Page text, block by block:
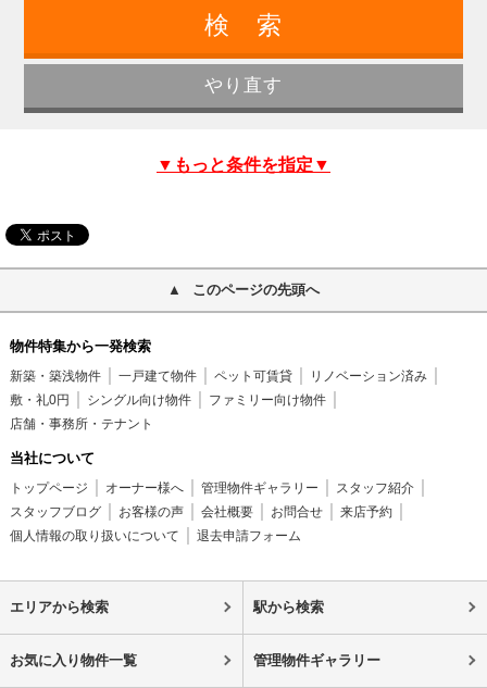
▼もっと条件を指定▼
このページの先頭へ
物件特集から一発検索
新築・築浅物件 一戸建て物件 ペット可賃貸
リノベーション済み
敷・礼0円
シングル向け物件
ファミリー向け物件
店舗・事務所・テナント
当社について
トップページ オーナー様へ 管理物件ギャラリー
スタッフ紹介
スタッフブログ
お客様の声 会社概要 お問合せ
来店予約
個人情報の取り扱いについて
退去申請フォーム
エリアから検索 駅から検索
お気に入り物件一覧 管理物件ギャラリー